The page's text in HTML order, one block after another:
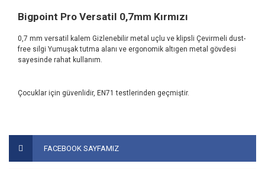
Bigpoint Pro Versatil 0,7mm Kırmızı
0,7 mm versatil kalem Gizlenebilir metal uçlu ve klipsli Çevirmeli dust-
free silgi Yumuşak tutma alanı ve ergonomik altıgen metal gövdesi
sayesinde rahat kullanım.
Çocuklar için güvenlidir, EN71 testlerinden geçmiştir.
Bu ürüne ilk yorumu siz yapın!
kullanarak tarafımıza iletebilirsiniz.
Görüş ve önerileriniz için teşekkür ederiz.
FACEBOOK SAYFAMIZ